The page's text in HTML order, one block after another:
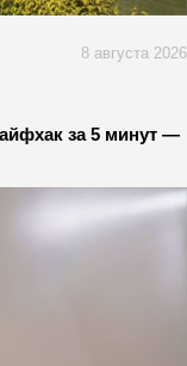
8 августа 2026
за 5 минут —